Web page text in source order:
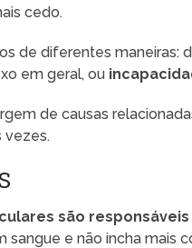
cedo.
de diferentes maneiras:
em geral, ou
de causas
vezes.
são
sangue e não incha mais